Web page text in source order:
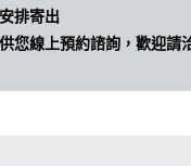
排寄出
您線上預約諮詢，歡迎請